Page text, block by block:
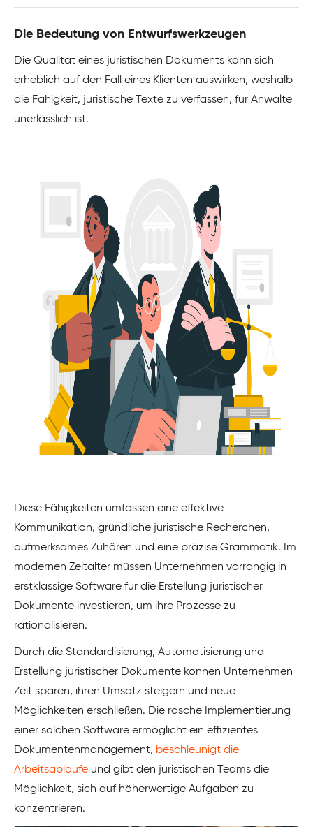
Die Bedeutung von Entwurfswerkzeugen
Die Qualität eines juristischen Dokuments kann sich
erheblich auf den Fall eines Klienten auswirken, weshalb
die Fähigkeit, juristische Texte zu verfassen, für Anwälte
unerlässlich ist.
Diese Fähigkeiten umfassen eine effektive
Kommunikation, gründliche juristische Recherchen,
aufmerksames Zuhören und eine präzise Grammatik. Im
modernen Zeitalter müssen Unternehmen vorrangig in
erstklassige Software für die Erstellung juristischer
Dokumente investieren, um ihre Prozesse zu
rationalisieren.
Durch die Standardisierung, Automatisierung und
Erstellung juristischer Dokumente können Unternehmen
Zeit sparen, ihren Umsatz steigern und neue
Möglichkeiten erschließen. Die rasche Implementierung
einer solchen Software ermöglicht ein effizientes
Dokumentenmanagement, beschleunigt die
Arbeitsabläufe und gibt den juristischen Teams die
Möglichkeit, sich auf höherwertige Aufgaben zu
konzentrieren.